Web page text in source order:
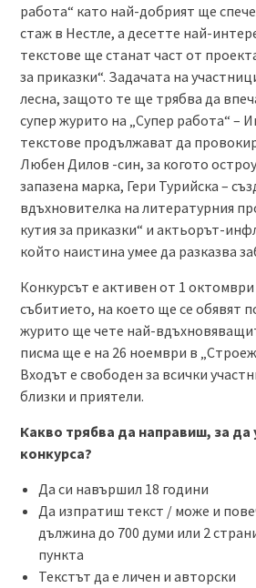
работа“ като най-добрият ще
стаж в Нестле, а десетте най-
текстове ще станат част от
за приказки“. Задачата на
лесна, защото те ще трябва да
супер журито на „Супер работа“ –
текстове продължават да
Любен Дилов -син, за когото
запазена марка, Гери Турийска –
вдъхновителка на литературния
кутия за приказки“ и актьорът-
който наистина умее да разказва
Конкурсът е активен от 1
събитието, на което ще се обявят
журито ще чете най-
писма ще е на 26 ноември в
Входът е свободен за всички
близки и приятели.
Какво трябва да направиш, за да
конкурса?
Да си навършил 18 години
Да изпратиш текст / може и
дължина до 700 думи или 2
пункта
Текстът да е личен и авторски